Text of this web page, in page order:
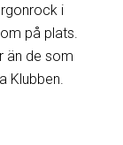
i
på plats.
än de som
Klubben.